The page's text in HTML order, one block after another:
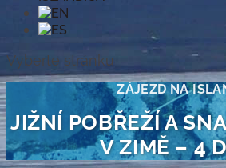
Vyberte stránku
ZÁJEZD NA
JIŽNÍ POBŘEŽÍ A
V ZIMĚ – 4